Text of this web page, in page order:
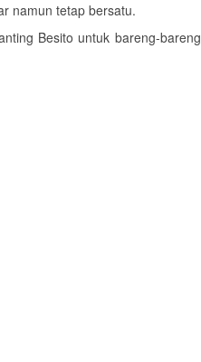
namun tetap bersatu.
Besito untuk bareng-bareng